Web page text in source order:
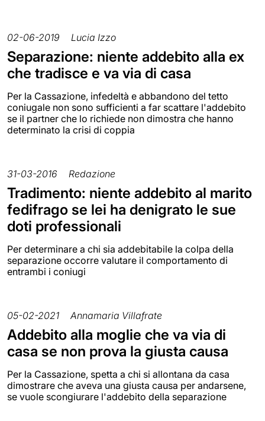
02-06-2019 Lucia Izzo
Separazione: niente addebito alla ex
che tradisce e va via di casa
Per la Cassazione, infedeltà e abbandono del tetto
coniugale non sono sufficienti a far scattare l'addebito
se il partner che lo richiede non dimostra che hanno
determinato la crisi di coppia
31-03-2016 Redazione
Tradimento: niente addebito al marito
fedifrago se lei ha denigrato le sue
doti professionali
Per determinare a chi sia addebitabile la colpa della
separazione occorre valutare il comportamento di
entrambi i coniugi
05-02-2021 Annamaria Villafrate
Addebito alla moglie che va via di
casa se non prova la giusta causa
Per la Cassazione, spetta a chi si allontana da casa
dimostrare che aveva una giusta causa per andarsene,
se vuole scongiurare l'addebito della separazione